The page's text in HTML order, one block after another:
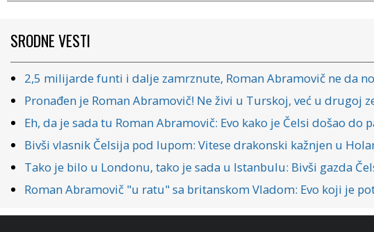
SRODNE VESTI
2,5 milijarde funti i dalje zamrznute, Roman Abramovič ne da
Pronađen je Roman Abramovič! Ne živi u Turskoj, već u drugoj
Eh, da je sada tu Roman Abramovič: Evo kako je Čelsi došao do
Bivši vlasnik Čelsija pod lupom: Vitese drakonski kažnjen u
Tako je bilo u Londonu, tako je sada u Istanbulu: Bivši gazda
Roman Abramovič "u ratu" sa britanskom Vladom: Evo koji je